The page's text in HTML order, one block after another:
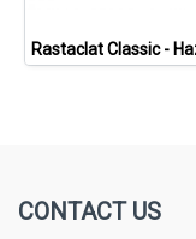
CONTACT US